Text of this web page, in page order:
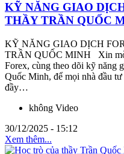
KỸ NĂNG GIAO
THẦY TRẦN QUỐC
KỸ NĂNG GIAO DỊCH
TRẦN QUỐC MINH Xin
Forex, cùng theo dõi kỹ năng
Quốc Minh, để mọi nhà đầu
đầy…
không Video
30/12/2025 - 15:12
Xem thêm...